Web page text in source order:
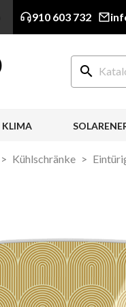
910 603 732
search
KLIMA
Kühlschränke